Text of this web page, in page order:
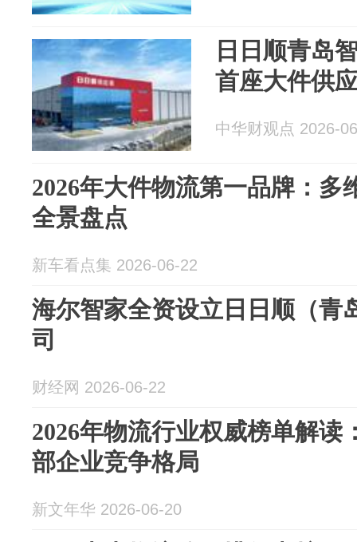
日日顺青岛
首座大件供
中华财观点 2026-
2026年大件物流第一品牌：多
全景盘点
新车看点集 2026-06-22
海尔智家全资设立日日顺（青
司
财经网 2026-06-22
2026年物流行业权威榜单解读
部企业竞争格局
新文年华 2026-06-20